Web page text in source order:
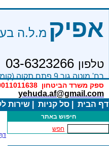
אפיק מ.ל.ה
טלפון 03-6323266
רח' מוטה גור 9 פתח תקוה (קומת קרקע, מאחורי בניין Bׂ )
ספק משרד הביטחון
yehuda.af@gmail.com
דף הבית סל קניות שירות
חיפוש באתר
חפש